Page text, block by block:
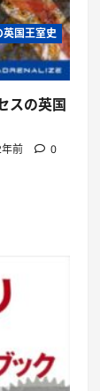
ストップ直行便です
英国王室史
スの英国
前 0